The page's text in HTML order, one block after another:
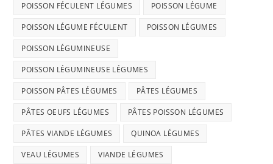
POISSON FÉCULENT LÉGUMES POISSON LÉGUME
POISSON LÉGUME FÉCULENT POISSON LÉGUMES
POISSON LÉGUMINEUSE
POISSON LÉGUMINEUSE LÉGUMES
POISSON PÂTES LÉGUMES PÂTES LÉGUMES
PÂTES OEUFS LÉGUMES PÂTES POISSON LÉGUMES
PÂTES VIANDE LÉGUMES QUINOA LÉGUMES
VEAU LÉGUMES VIANDE LÉGUMES